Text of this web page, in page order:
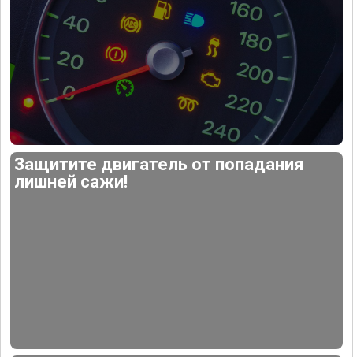
Защитите двигатель от попадания
лишней сажи!